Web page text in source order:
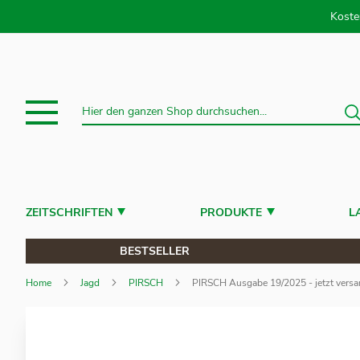
Suche
ZEITSCHRIFTEN PRODUKTE
BESTSELLER
Home Jagd PIRSCH PIRSCH Ausgabe 19/2025 - jetzt